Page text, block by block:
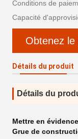
Conditions de
Capacité
Obtenez le
Détails du produit
Détails du
Mettre en
Grue de